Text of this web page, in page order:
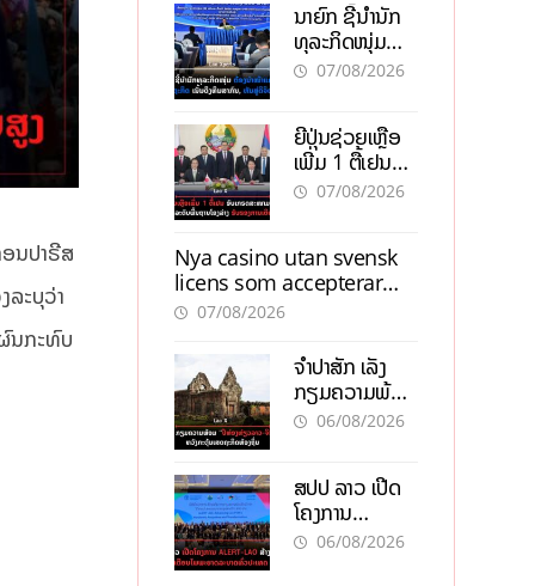
ນປາຣີສ
ລະບຸວ່າ
ນກະທົບ
150 ລ້ານໂດລາ,
ສ້າງວຽກ 5.000
ຕຳແໜ່ງ
ນາຍົກ ຊີ້ນຳນັກ
ທຸລະກິດໜຸ່ມ
ຕ້ອງນຳໜ້າແກ້
ສາກົນ, ຫັນສູ່ດິຈິ
ຕອນ
07/08/2026
ຍີ່ປຸ່ນຊ່ວຍເຫຼືອ
ເພີ່ມ 1 ຕື້ເຢນ
ອັບເກຣດ
ເຕີບໂຕ
07/08/2026
Nya casino utan svensk
licens som accepterar
Swish: En jämförelse
07/08/2026
ຈຳປາສັກ ເລັ່ງ
ກຽມຄວາມພ້ອມ
“ປີທ່ອງທ່ຽວ
ເສດຖະກິດ
ທ້ອງຖິ່ນ
06/08/2026
ສປປ ລາວ ເປີດ
ໂຄງການ
ALERT-LAO
06/08/2026